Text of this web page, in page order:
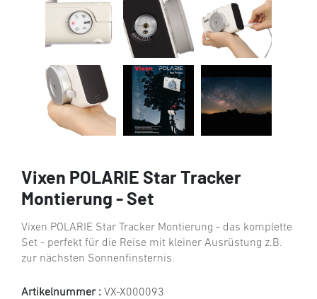
Vixen POLARIE Star Tracker
Montierung - Set
Vixen POLARIE Star Tracker Montierung - das komplette
Set - perfekt für die Reise mit kleiner Ausrüstung z.B.
zur nächsten Sonnenfinsternis.
Artikelnummer : VX-X000093